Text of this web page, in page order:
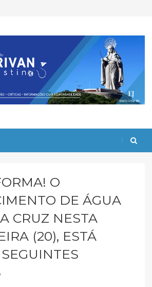
O
DE ÁGUA
CRUZ NESTA
(20), ESTÁ